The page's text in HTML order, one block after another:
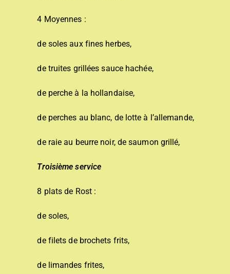
4 Moyennes :
de soles aux fines herbes,
de truites grillées sauce hachée,
de perche à la hollandaise,
de perches au blanc, de lotte à l’allemande,
de raie au beurre noir, de saumon grillé,
Troisième service
8 plats de Rost :
de soles,
de filets de brochets frits,
de limandes frites,